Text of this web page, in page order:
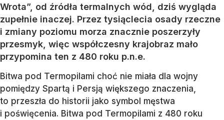
Wrota”, od źródła termalnych wód, dziś wygląda
zupełnie inaczej. Przez tysiąclecia osady rzeczne
i zmiany poziomu morza znacznie poszerzyły
przesmyk, więc współczesny krajobraz mało
przypomina ten z 480 roku p.n.e.
Bitwa pod Termopilami choć nie miała dla wojny
pomiędzy Spartą i Persją większego znaczenia,
to przeszła do historii jako symbol męstwa
i poświęcenia. Bitwa pod Termopilami z 480 roku